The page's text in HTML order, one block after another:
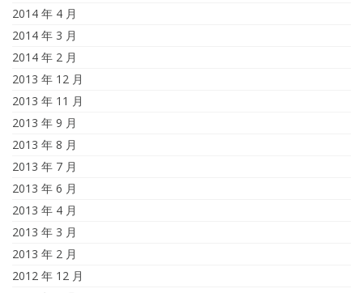
2014 年 4 月
2014 年 3 月
2014 年 2 月
2013 年 12 月
2013 年 11 月
2013 年 9 月
2013 年 8 月
2013 年 7 月
2013 年 6 月
2013 年 4 月
2013 年 3 月
2013 年 2 月
2012 年 12 月